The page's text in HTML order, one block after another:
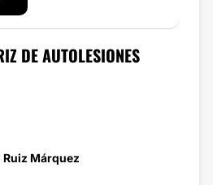
DE AUTOLESIONES
Márquez